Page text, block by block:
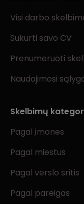
Visi darbo
Sukurti savo CV
Prenumeruoti
Naudojimosi
Skelbimų
Pagal įmones
Pagal miestus
Pagal verslo sritis
Pagal pareigas